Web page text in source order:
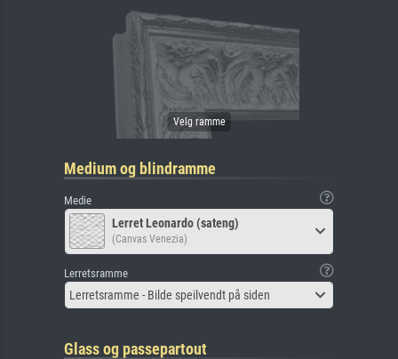
Medium og blindramme
Medie
Lerret Leonardo (sateng)
(Canvas Venezia)
Lerretsramme
Lerretsramme - Bilde speilvendt på siden
Glass og passepartout